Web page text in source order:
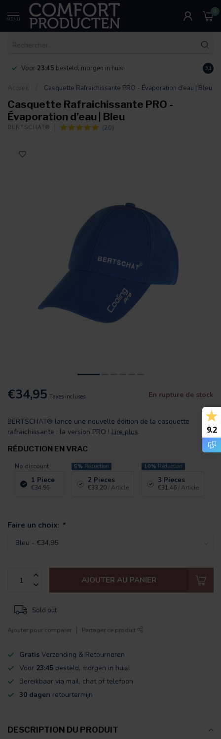
MENU
0
Voor 23:45 besteld, morgen in huis! 9.1
Accueil Casquette Rafraichissante PRO - Évaporation d’eau | Bleu
Casquette Rafraichissante PRO -
Évaporation d’eau | Bleu
BERTSCHAT® (20)
€34,95 Taxes incluses En rupture de stock
BERTSCHAT® lance une nouvelle édition de la casquette
rafraichissante : la version PRO ! Lire plus.
RÉDUCTION EN VRAC
No discount
1 Piece
€34,95
5% Réduction
2 Pieces
€33,20/ Article
10% Réduction
3 Pieces
€31,46/ Article
Faire un choix: *
AJOUTER AU PANIER
Sold out
Ajouter pour comparer Partager ce produit
Gratis Verzending & Retourneren
Voor 23:45 besteld, morgen in huis!
Bereikbaar via mail, chat of telefoon
30 dagen retourtermijn
DESCRIPTION DU PRODUIT
9.2